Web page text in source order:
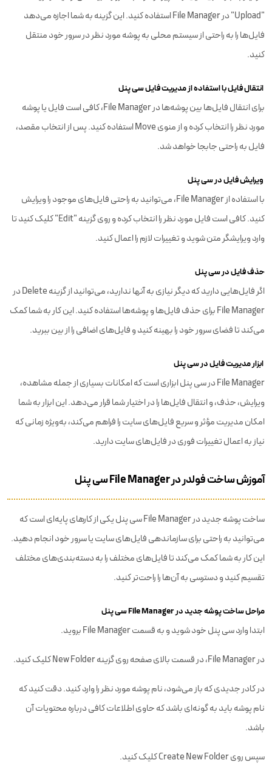
"Upload" در File Manager استفاده کنید. این گزینه به شما اجازه می‌دهد
فایل‌ها را به راحتی از سیستم محلی به پوشه مورد نظر در سرور خود منتقل
کنید.
انتقال فایل با استفاده از مدیریت فایل سی پنل
برای انتقال فایل‌ها بین پوشه‌ها در File Manager، کافی است فایل یا پوشه
مورد نظر را انتخاب کرده و از منوی Move استفاده کنید. پس از انتخاب مقصد،
فایل به راحتی جابجا خواهد شد.
ویرایش فایل در سی پنل
با استفاده از File Manager، می‌توانید به راحتی فایل‌های موجود را ویرایش
کنید. کافی است فایل مورد نظر را انتخاب کرده و روی گزینه "Edit" کلیک کنید تا
وارد ویرایشگر متن شوید و تغییرات لازم را اعمال کنید.
حذف فایل در سی پنل
اگر فایل‌هایی دارید که دیگر نیازی به آنها ندارید، می‌توانید از گزینه Delete در
File Manager برای حذف فایل‌ها و پوشه‌ها استفاده کنید. این کار به شما کمک
می‌کند تا فضای سرور خود را بهینه کنید و فایل‌های اضافی را از بین ببرید.
ابزار مدیریت فایل در سی پنل
File Manager در سی پنل ابزاری است که امکانات بسیاری از جمله مشاهده،
ویرایش، حذف، و انتقال فایل‌ها را در اختیار شما قرار می‌دهد. این ابزار به شما
امکان مدیریت مؤثر و سریع فایل‌های سایت را فراهم می‌کند، به‌ویژه زمانی که
نیاز به اعمال تغییرات فوری در فایل‌های سایت دارید.
آموزش ساخت فولدر در File Manager سی پنل
ساخت پوشه جدید در File Manager سی پنل یکی از کارهای پایه‌ای است که
می‌توانید به راحتی برای سازماندهی فایل‌های سایت یا سرور خود انجام دهید.
این کار به شما کمک می‌کند تا فایل‌های مختلف را به دسته‌بندی‌های مختلف
تقسیم کنید و دسترسی به آن‌ها را راحت‌تر کنید.
مراحل ساخت پوشه جدید در File Manager سی پنل
ابتدا وارد سی پنل خود شوید و به قسمت File Manager بروید.
در File Manager، در قسمت بالای صفحه روی گزینه New Folder کلیک کنید.
در کادر جدیدی که باز می‌شود، نام پوشه مورد نظر را وارد کنید. دقت کنید که
نام پوشه باید به گونه‌ای باشد که حاوی اطلاعات کافی درباره محتویات آن
باشد.
سپس روی Create New Folder کلیک کنید.